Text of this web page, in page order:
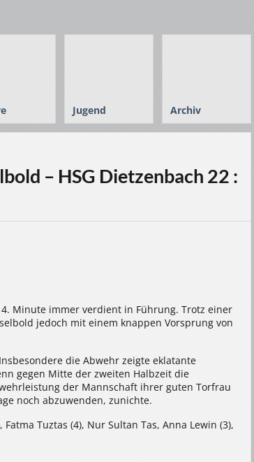
Jugend Archiv
– HSG Dietzenbach 22 :
Minute immer verdient in Führung. Trotz einer
jedoch mit einem knappen Vorsprung von
die Abwehr zeigte eklatante
gegen Mitte der zweiten Halbzeit die
der Mannschaft ihrer guten Torfrau
noch abzuwenden, zunichte.
Tuztas (4), Nur Sultan Tas, Anna Lewin (3),